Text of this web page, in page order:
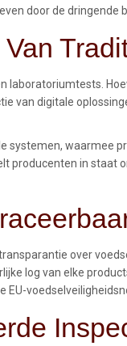
door de dringende
van digitale
systemen,
in staat
over
log van elke
EU-